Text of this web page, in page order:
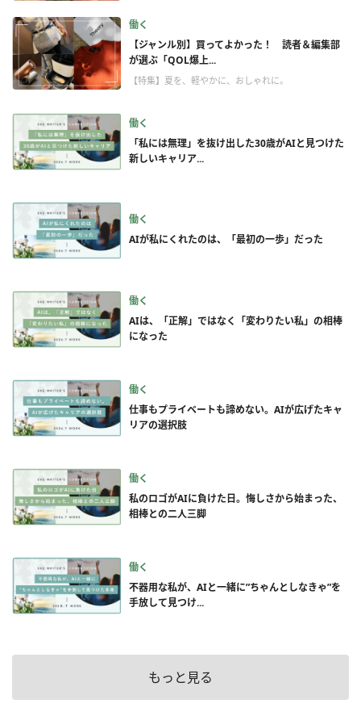
働く
【ジャンル別】買ってよかった！ 読者＆編集部
が選ぶ「QOL爆上...
【特集】夏を、軽やかに、おしゃれに。
働く
「私には無理」を抜け出した30歳がAIと見つけた
新しいキャリア...
働く
AIが私にくれたのは、「最初の一歩」だった
働く
AIは、「正解」ではなく「変わりたい私」の相棒
になった
働く
仕事もプライベートも諦めない。AIが広げたキャ
リアの選択肢
働く
私のロゴがAIに負けた日。悔しさから始まった、
相棒との二人三脚
働く
不器用な私が、AIと一緒に”ちゃんとしなきゃ”を
手放して見つけ...
もっと見る